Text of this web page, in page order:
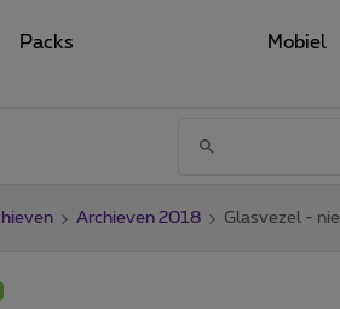
Packs Mobiel
Archieven 2018 Glasvezel -